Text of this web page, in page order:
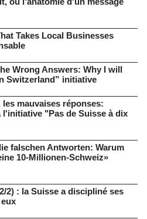
Takes Local Businesses
Wrong Answers: Why I will
Switzerland” initiative
mauvaises réponses:
"Pas de Suisse à dix
falschen Antworten: Warum
10-Millionen-Schweiz»
2) : la Suisse a discipliné ses